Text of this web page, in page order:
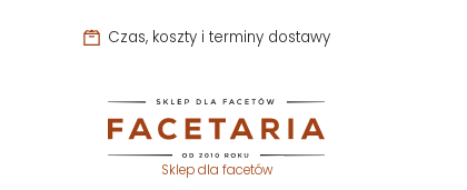
Czas, koszty i terminy dostawy
Sklep dla facetów